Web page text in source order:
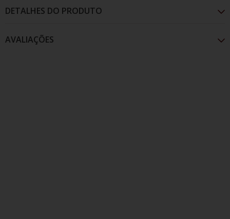
DETALHES DO PRODUTO
AVALIAÇÕES